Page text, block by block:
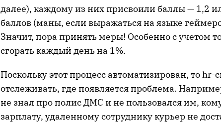
далее), каждому из них присвоили баллы — 1,2
баллов (маны, если выражаться на языке
Значит, пора принять меры! Особенно с учетом
сгорать каждый день на 1%.
Поскольку этот процесс автоматизирован, то hr-
отслеживать, где появляется проблема.
не знал про полис ДМС и не пользовался им,
зарплату, удаленному сотруднику курьер не